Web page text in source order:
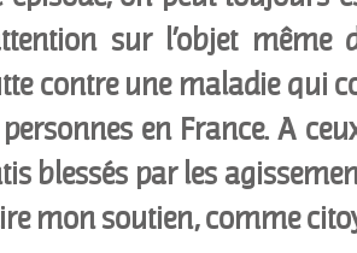
sur l’objet même
contre une maladie qui
en France. A
blessés par les
mon soutien, comme